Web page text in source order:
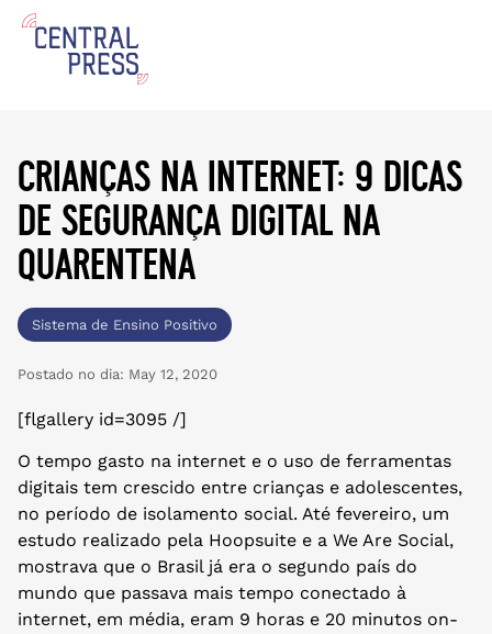
crianças na internet: 9 dicas
de segurança digital na
quarentena
Sistema de Ensino Positivo
Postado no dia: May 12, 2020
[flgallery id=3095 /]
O tempo gasto na internet e o uso de ferramentas
digitais tem crescido entre crianças e adolescentes,
no período de isolamento social. Até fevereiro, um
estudo realizado pela Hoopsuite e a We Are Social,
mostrava que o Brasil já era o segundo país do
mundo que passava mais tempo conectado à
internet, em média, eram 9 horas e 20 minutos on-